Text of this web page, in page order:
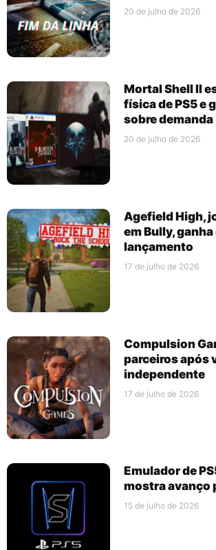
20 de julho de 2026
Mortal Shell II
física de PS5 e
sobre demanda
20 de julho de 2026
Agefield High,
em Bully,
lançamento
17 de julho de 2026
Compulsion
parceiros após
independente
17 de julho de 2026
Emulador de
mostra avanço
15 de julho de 2026